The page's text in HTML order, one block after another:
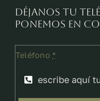
Déjanos tu
ponemos en
Teléfono *